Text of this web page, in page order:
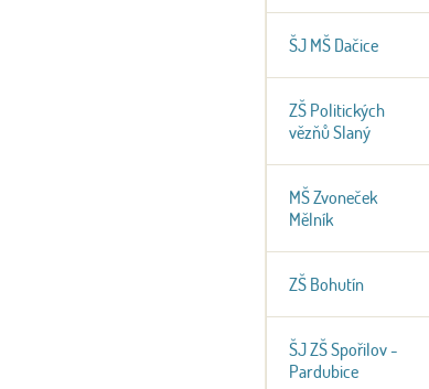
ŠJ MŠ Dačice
ZŠ Politických
vězňů Slaný
MŠ Zvoneček
Mělník
ZŠ Bohutín
ŠJ ZŠ Spořilov -
Pardubice